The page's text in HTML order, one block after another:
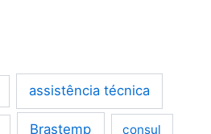
assistência técnica
Brastemp consul